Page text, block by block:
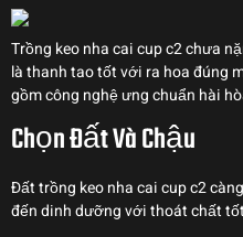
Trồng keo nha cai cup c2 chưa
là thanh tao tốt với ra hoa đúng
gồm công nghệ ưng chuẩn hài
Chọn Đất Và Chậu
Đất trồng keo nha cai cup c2
đến dinh dưỡng với thoát chất